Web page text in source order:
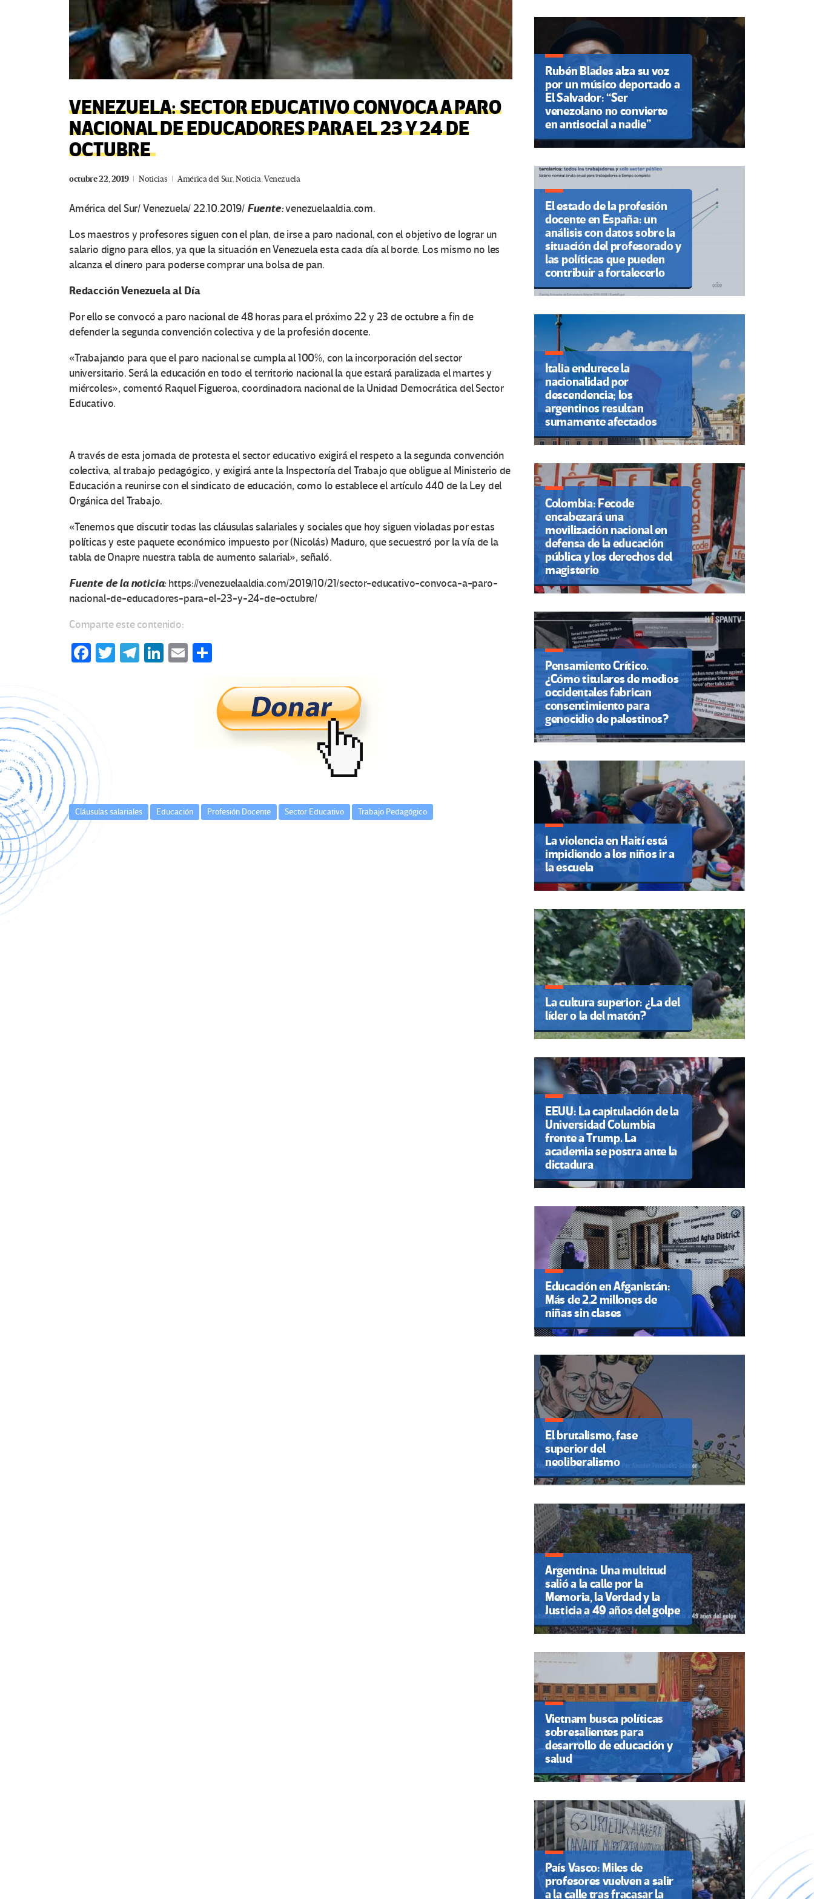
VENEZUELA: SECTOR EDUCATIVO CONVOCA A PARO
NACIONAL DE EDUCADORES PARA EL 23 Y 24 DE
OCTUBRE
octubre 22, 2019 Noticias América del Sur,Noticia,Venezuela
América del Sur/ Venezuela/ 22.10.2019/ Fuente:venezuelaaldia.com.
Los maestros y profesores siguen con el plan, de irse a paro nacional, con el objetivo de lograr un
salario digno para ellos, ya que la situación en Venezuela esta cada día al borde. Los mismo no les
alcanza el dinero para poderse comprar una bolsa de pan.
Redacción Venezuela al Día
Por ello se convocó a paro nacional de 48 horas para el próximo 22 y 23 de octubre a fin de
defender la segunda convención colectiva y de la profesión docente.
«Trabajando para que el paro nacional se cumpla al 100%, con la incorporación del sector
universitario. Será la educación en todo el territorio nacional la que estará paralizada el martes y
miércoles», comentó Raquel Figueroa, coordinadora nacional de la Unidad Democrática del Sector
Educativo.
A través de esta jornada de protesta el sector educativo exigirá el respeto a la segunda convención
colectiva, al trabajo pedagógico, y exigirá ante la Inspectoría del Trabajo que obligue al Ministerio de
Educación a reunirse con el sindicato de educación, como lo establece el artículo 440 de la Ley del
Orgánica del Trabajo.
«Tenemos que discutir todas las cláusulas salariales y sociales que hoy siguen violadas por estas
políticas y este paquete económico impuesto por (Nicolás) Maduro, que secuestró por la vía de la
tabla de Onapre nuestra tabla de aumento salarial», señaló.
Fuente de la noticia:https://venezuelaaldia.com/2019/10/21/sector-educativo-convoca-a-paro-
nacional-de-educadores-para-el-23-y-24-de-octubre/
Comparte este contenido:
Fa
k
T
Te Li
E
m
p
ar
Cláusulas salariales Educación Profesión Docente Sector Educativo Trabajo Pedagógico
Navegación
de
Rubén Blades alza su voz
por un músico deportado a
El Salvador: “Ser
venezolano no convierte
en antisocial a nadie”
El estado de la profesión
docente en España: un
análisis con datos sobre la
situación del profesorado y
las políticas que pueden
contribuir a fortalecerlo
Italia endurece la
nacionalidad por
descendencia; los
argentinos resultan
sumamente afectados
Colombia: Fecode
encabezará una
movilización nacional en
defensa de la educación
pública y los derechos del
magisterio
Pensamiento Crítico.
¿Cómo titulares de medios
occidentales fabrican
consentimiento para
genocidio de palestinos?
La violencia en Haití está
impidiendo a los niños ir a
la escuela
La cultura superior: ¿La del
líder o la del matón?
EEUU: La capitulación de la
Universidad Columbia
frente a Trump. La
academia se postra ante la
dictadura
Educación en Afganistán:
Más de 2.2 millones de
niñas sin clases
El brutalismo, fase
superior del
neoliberalismo
Argentina: Una multitud
salió a la calle por la
Memoria, la Verdad y la
Justicia a 49 años del golpe
Vietnam busca políticas
sobresalientes para
desarrollo de educación y
salud
País Vasco: Miles de
profesores vuelven a salir
a la calle tras fracasar la